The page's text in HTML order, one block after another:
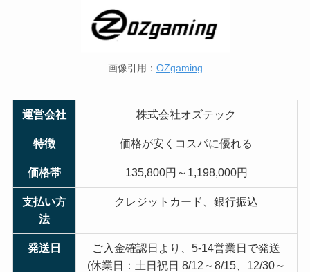
画像引用： OZgaming
運営会社 株式会社オズテック
特徴 価格が安くコスパに優れる
価格帯 135,800円～1,198,000円
支払い方
法
クレジットカード、銀行振込
発送日
ご入金確認日より、5-14営業日で発送
(休業日：土日祝日 8/12～8/15、12/30～